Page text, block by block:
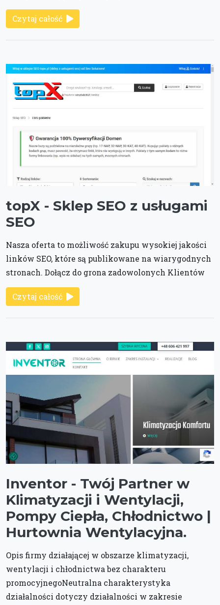
Czytaj całość
topX - Sklep SEO z usługami
SEO
Nasza oferta to możliwość zakupu wysokiej jakości
linków SEO, które są publikowane na wiarygodnych
stronach. Dołącz do grona zadowolonych Klientów
Czytaj całość
Inventor - Twój Partner w
Klimatyzacji i Wentylacji,
Pompy Ciepła, Chłodnictwo |
Hurtownia Wentylacyjna.
Opis firmy działającej w obszarze klimatyzacji,
wentylacji i chłodnictwa bez charakteru
promocyjnegoNeutralna charakterystyka
działalności dotyczy działalności w zakresie